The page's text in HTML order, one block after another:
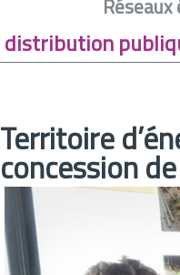
Actualité –
distribution
Territoire
concession